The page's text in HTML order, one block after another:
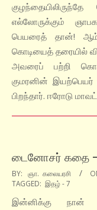
எல்லோருக்கும்
பெயரைத் தான்! ஆம்,
கொடியைத் தரையில்
அவரைப் பற்றி
குமரனின்
பிறந்தார். ஈரோடு
டைனோசர் கதை
2021-
01-
15
BY: ஞா. கலையரசி
TAGGED: இதழ் - 7
இன்னிக்கு நான்